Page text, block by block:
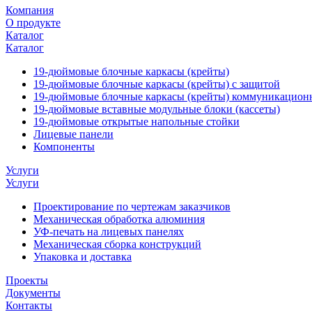
Компания
О продукте
Каталог
Каталог
19-дюймовые блочные каркасы (крейты)
19-дюймовые блочные каркасы (крейты) с защитой
19-дюймовые блочные каркасы (крейты)
19-дюймовые вставные модульные блоки (кассеты)
19-дюймовые открытые напольные стойки
Лицевые панели
Компоненты
Услуги
Услуги
Проектирование по чертежам заказчиков
Механическая обработка алюминия
УФ-печать на лицевых панелях
Механическая сборка конструкций
Упаковка и доставка
Проекты
Документы
Контакты